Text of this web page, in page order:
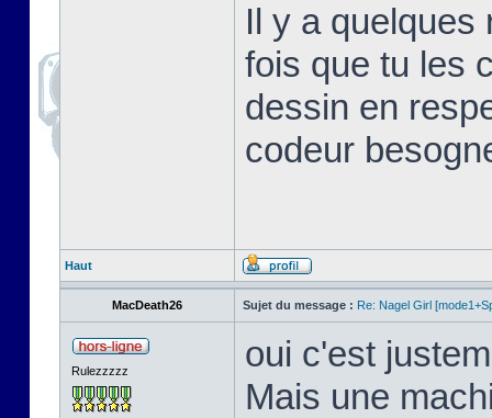
Il y a quelques
fois que tu les
dessin en
codeur
Haut
MacDeath26 Sujet du message : Re: Nagel Girl
Rulezzzzz
oui c'est
Mais une